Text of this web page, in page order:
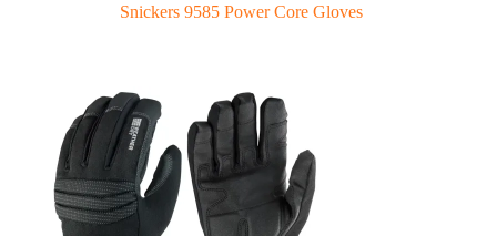
Snickers 9585 Power Core Gloves